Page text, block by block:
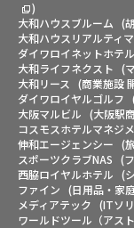
)
大和ハウスブルーム (
大和ハウスリアルティ
ダイワロイネットホテ
大和ライフネクスト (
大和リース
(商業施設
ダイワロイヤルゴルフ
大阪マルビル (大阪駅
コスモスホテルマネジ
伸和エージェンシー (
スポーツクラブNAS (
西脇ロイヤルホテル (
ファイン (日用品・家
メディアテック (ITソ
ワールドツール（アス